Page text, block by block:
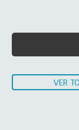
VER